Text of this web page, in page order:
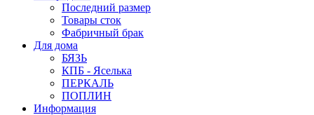
Последний размер
Товары сток
Фабричный брак
Для дома
БЯЗЬ
КПБ - Яселька
ПЕРКАЛЬ
ПОПЛИН
Информация